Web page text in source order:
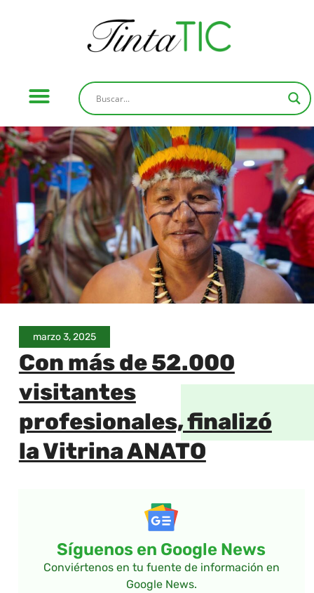
marzo 3, 2025
Con más de 52.000
visitantes
profesionales, finalizó
la Vitrina ANATO
Síguenos en Google News
Conviértenos en tu fuente de información en
Google News.